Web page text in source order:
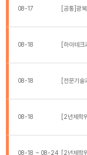
08-17 [공통]광
08-18 [하이테
08-18 [전문기
08-18 [2년제학
08-18 ~ 08-24 [2년제학